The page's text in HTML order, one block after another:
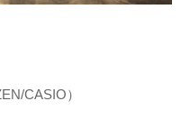
CASIO）